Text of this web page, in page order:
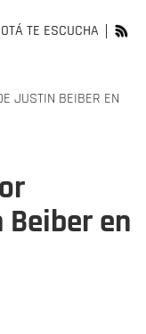
TE ESCUCHA
JUSTIN BEIBER EN
en